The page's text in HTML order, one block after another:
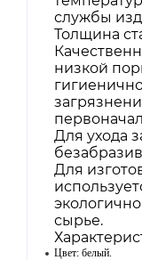
службы
Толщина
низкой
Для ухода
Для
сырье.
Цвет: белый.